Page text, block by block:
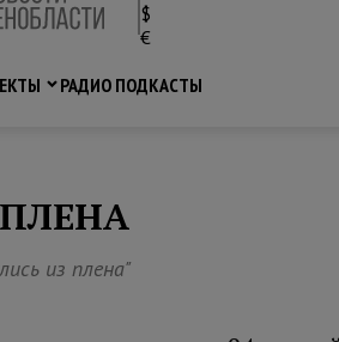
$
€
РАДИО ПОДКАСТЫ
из плена"